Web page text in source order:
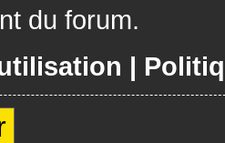
du forum.
|